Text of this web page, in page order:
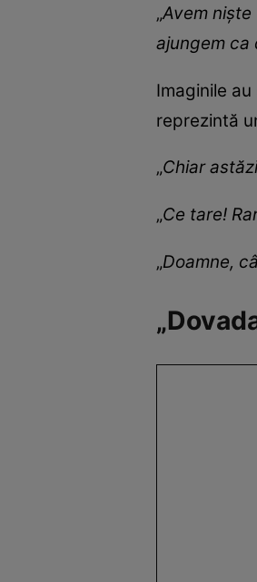
„Avem niște
ajungem ca
Imaginile
reprezintă
„Chiar
„Ce tare!
„Doamne,